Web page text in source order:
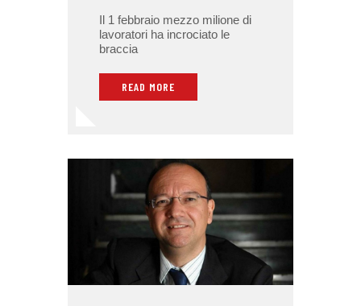
Il 1 febbraio mezzo milione di
lavoratori ha incrociato le
braccia
READ MORE